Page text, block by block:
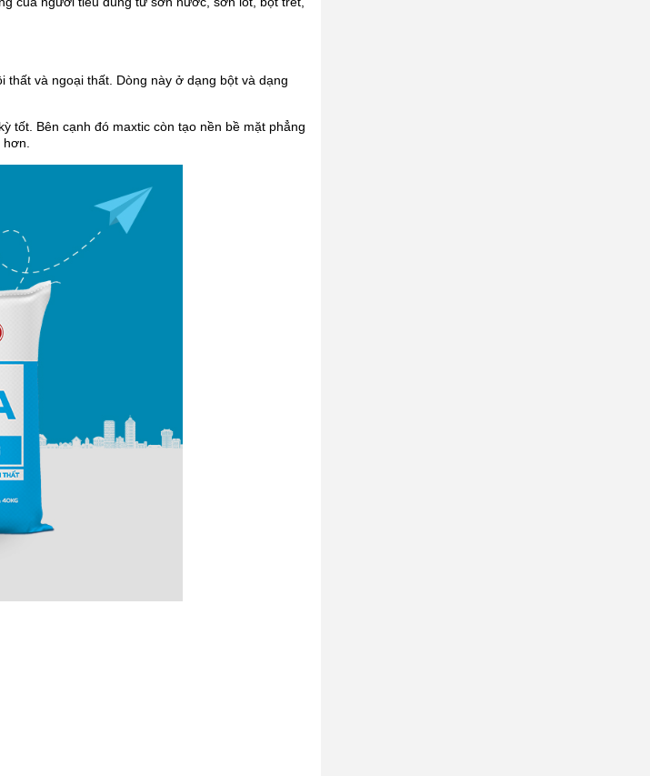
và ngoại thất. Dòng này ở dạng bột và dạng
tốt. Bên cạnh đó maxtic còn tạo nền bề mặt phẳng